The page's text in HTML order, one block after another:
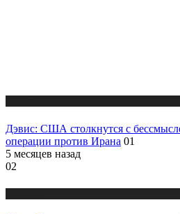
Дэвис: США столкнутся с
операции против Ирана 01
5 месяцев назад
02